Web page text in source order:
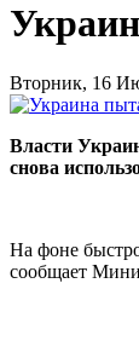
Вторник, 16
Власти
снова
На фоне
сообщает